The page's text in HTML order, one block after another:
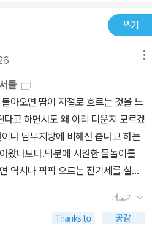
곡을 부르기 위해 선택한 그 시간이
이다. 그러나 우리가 생각해 볼 것은
에게 있어 가치 있고 의미가 있는 일
바라는 마치 도박과 같은 것에 기대
에 나와 있는 명사들의 이야기를 보
소중한 가치를 부여 했으며 그 안에
화된 삶속에서 행복을 찾았다고 말
도 자신의 삶에 관하여 무얼 어떻게
하고 갈팡질팡 하거나, 새로운 도전
려는 용기 있는 삶을 선택하는 이는
도 지금까지 자신의 자아와 타협하
보면 무덤덤한 삶을 살아가는 것은
쓰기
들
아오면 땀이 저절로 흐르는 것을 느
고 하면서도 왜 이리 더운지 모르겠
나 남부지방에 비해선 춥다고 하는
왔나보다.덕분에 시원한 물놀이를
역시나 팍팍 오르는 전기세를 실감
는 여유가 안 되고 그래서인지 자꾸
이국의 멋진 경관을 더불어서 시원
더보기